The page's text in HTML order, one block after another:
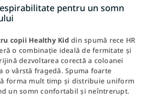
pentru un somn
copii Healthy Kid din spumă rece HR
o combinație ideală de fermitate și
dezvoltarea corectă a coloanei
o vârstă fragedă. Spuma foarte
forma mult timp și distribuie uniform
un somn confortabil și neîntrerupt.